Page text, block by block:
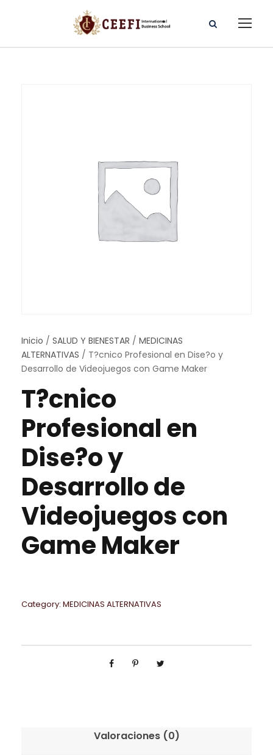
Inicio / SALUD Y BIENESTAR / MEDICINAS
ALTERNATIVAS / T?cnico Profesional en Dise?o y
Desarrollo de Videojuegos con Game Maker
T?cnico
Profesional en
Dise?o y
Desarrollo de
Videojuegos con
Game Maker
Category: MEDICINAS ALTERNATIVAS
Valoraciones (0)